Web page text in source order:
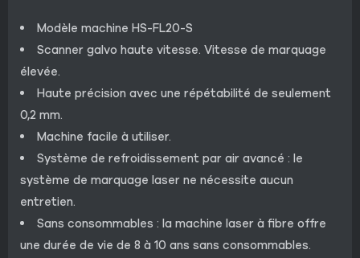
Modèle machine HS-FL20-S
Scanner galvo haute vitesse. Vitesse de marquage
élevée.
Haute précision avec une répétabilité de seulement
0,2 mm.
Machine facile à utiliser.
Système de refroidissement par air avancé : le
système de marquage laser ne nécessite aucun
entretien.
Sans consommables : la machine laser à fibre offre
une durée de vie de 8 à 10 ans sans consommables.